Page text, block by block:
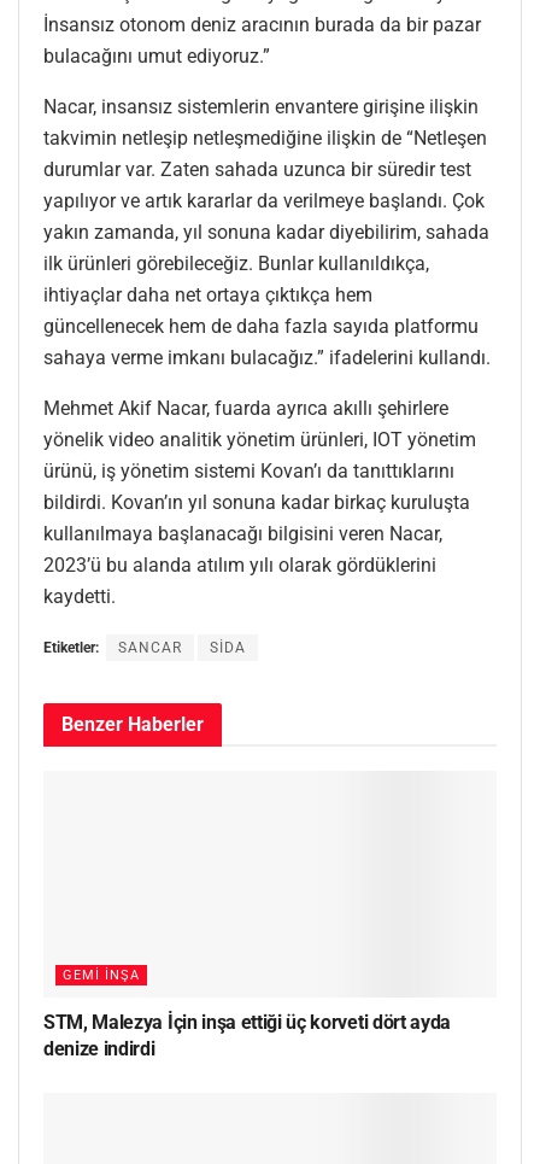
İnsansız otonom deniz aracının burada da bir pazar
bulacağını umut ediyoruz.”
Nacar, insansız sistemlerin envantere girişine ilişkin
takvimin netleşip netleşmediğine ilişkin de “Netleşen
durumlar var. Zaten sahada uzunca bir süredir test
yapılıyor ve artık kararlar da verilmeye başlandı. Çok
yakın zamanda, yıl sonuna kadar diyebilirim, sahada
ilk ürünleri görebileceğiz. Bunlar kullanıldıkça,
ihtiyaçlar daha net ortaya çıktıkça hem
güncellenecek hem de daha fazla sayıda platformu
sahaya verme imkanı bulacağız.” ifadelerini kullandı.
Mehmet Akif Nacar, fuarda ayrıca akıllı şehirlere
yönelik video analitik yönetim ürünleri, IOT yönetim
ürünü, iş yönetim sistemi Kovan’ı da tanıttıklarını
bildirdi. Kovan’ın yıl sonuna kadar birkaç kuruluşta
kullanılmaya başlanacağı bilgisini veren Nacar,
2023’ü bu alanda atılım yılı olarak gördüklerini
kaydetti.
Etiketler: SANCAR SİDA
Benzer Haberler
GEMI İNŞA
STM, Malezya İçin inşa ettiği üç korveti dört ayda
denize indirdi